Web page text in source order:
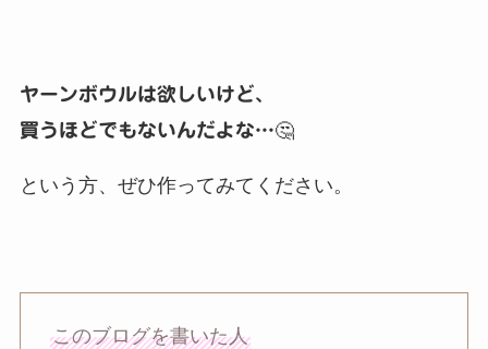
ヤーンボウルは欲しいけど、
買うほどでもないんだよな…🤔
という方、ぜひ作ってみてください。
このブログを書いた人